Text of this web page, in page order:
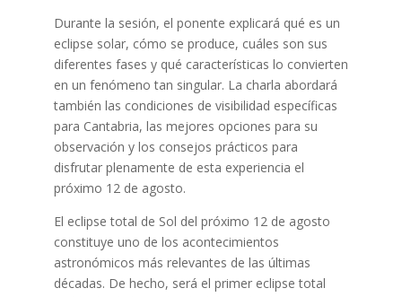
Durante la sesión, el ponente explicará qué es un
eclipse solar, cómo se produce, cuáles son sus
diferentes fases y qué características lo convierten
en un fenómeno tan singular. La charla abordará
también las condiciones de visibilidad específicas
para Cantabria, las mejores opciones para su
observación y los consejos prácticos para
disfrutar plenamente de esta experiencia el
próximo 12 de agosto.
El eclipse total de Sol del próximo 12 de agosto
constituye uno de los acontecimientos
astronómicos más relevantes de las últimas
décadas. De hecho, será el primer eclipse total